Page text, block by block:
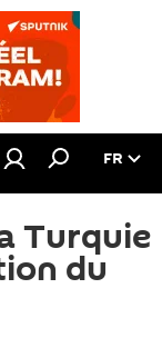
FR
Turquie
du